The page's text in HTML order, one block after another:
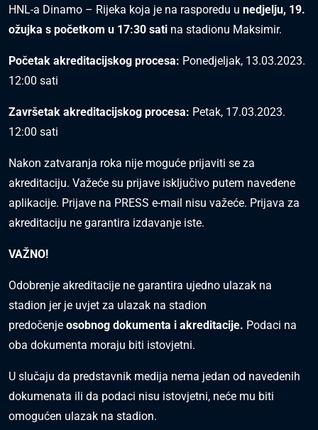
HNL-a Dinamo – Rijeka koja je na rasporedu u nedjelju, 19.
ožujka s početkom u 17:30 sati na stadionu Maksimir.
Početak akreditacijskog procesa: Ponedjeljak, 13.03.2023.
12:00 sati
Završetak akreditacijskog procesa: Petak, 17.03.2023.
12:00 sati
Nakon zatvaranja roka nije moguće prijaviti se za
akreditaciju. Važeće su prijave isključivo putem navedene
aplikacije. Prijave na PRESS e-mail nisu važeće. Prijava za
akreditaciju ne garantira izdavanje iste.
VAŽNO!
Odobrenje akreditacije ne garantira ujedno ulazak na
stadion jer je uvjet za ulazak na stadion
predočenje osobnog dokumenta i akreditacije. Podaci na
oba dokumenta moraju biti istovjetni.
U slučaju da predstavnik medija nema jedan od navedenih
dokumenata ili da podaci nisu istovjetni, neće mu biti
omogućen ulazak na stadion.